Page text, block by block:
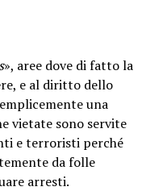
», aree dove di fatto la
e al diritto dello
una
vietate sono servite
e terroristi perché
da folle
arresti.